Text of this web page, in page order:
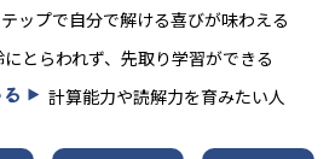
ップで自分で解ける喜びが味わえる
とらわれず、先取り学習ができる
計算能力や読解力を育みたい人